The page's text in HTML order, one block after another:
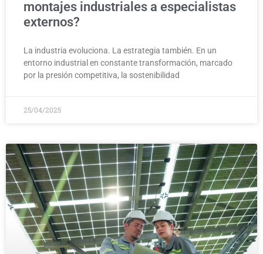
montajes industriales a especialistas
externos?
La industria evoluciona. La estrategia también. En un
entorno industrial en constante transformación, marcado
por la presión competitiva, la sostenibilidad
25/04/2025